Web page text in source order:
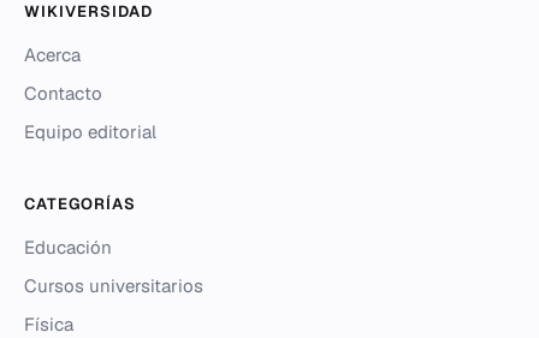
WIKIVERSIDAD
Acerca
Contacto
Equipo editorial
CATEGORÍAS
Educación
Cursos universitarios
Física